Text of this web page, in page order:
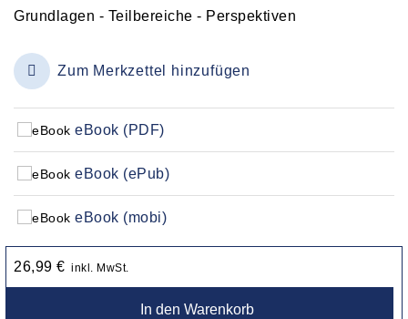
Grundlagen - Teilbereiche - Perspektiven
Zum Merkzettel hinzufügen
eBook (PDF)
eBook (ePub)
eBook (mobi)
26,99 € inkl. MwSt.
In den Warenkorb